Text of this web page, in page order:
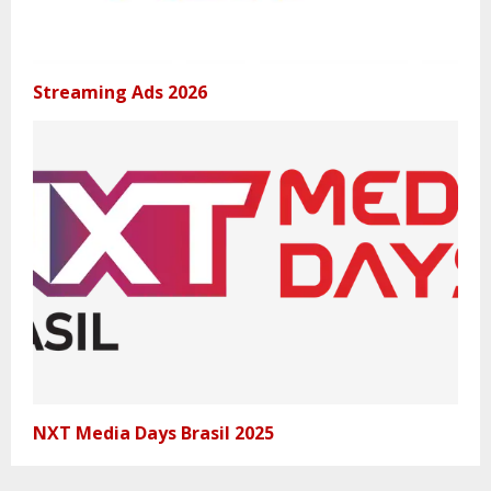
Streaming Ads 2026
NXT Media Days Brasil 2025